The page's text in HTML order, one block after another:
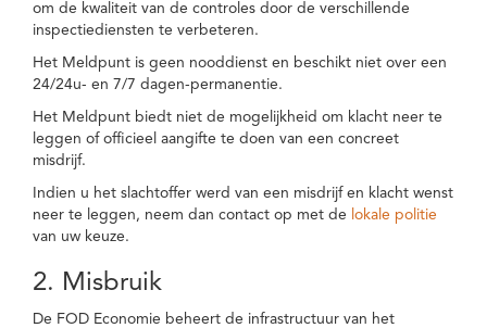
om de kwaliteit van de controles door de verschillende
inspectiediensten te verbeteren.
Het Meldpunt is geen nooddienst en beschikt niet over een
24/24u- en 7/7 dagen-permanentie.
Het Meldpunt biedt niet de mogelijkheid om klacht neer te
leggen of officieel aangifte te doen van een concreet
misdrijf.
Indien u het slachtoffer werd van een misdrijf en klacht wenst
neer te leggen, neem dan contact op met de lokale politie
van uw keuze.
2. Misbruik
De FOD Economie beheert de infrastructuur van het